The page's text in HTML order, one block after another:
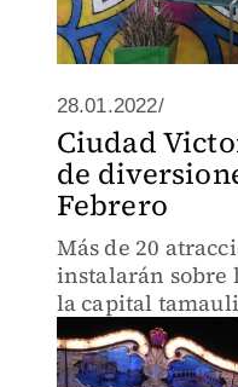
28.01.2022/
Ciudad
de
Febrero
Más de 20
instalarán sobre
la capital